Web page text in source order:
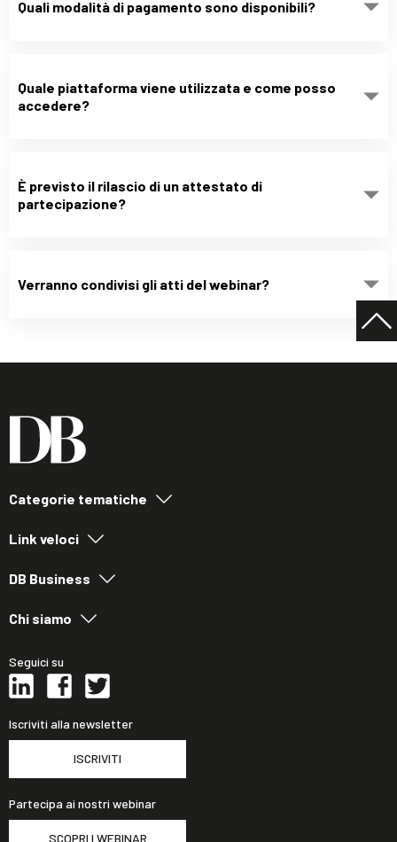
Quali modalità di pagamento sono disponibili?
Quale piattaforma viene utilizzata e come posso
accedere?
È previsto il rilascio di un attestato di
partecipazione?
Verranno condivisi gli atti del webinar?
Categorie tematiche
Link veloci
DB Business
Chi siamo
Seguici su
Iscriviti alla newsletter
ISCRIVITI
Partecipa ai nostri webinar
SCOPRI I WEBINAR